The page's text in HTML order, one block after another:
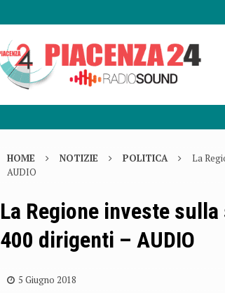
HOME NOTIZIE POLITICA
La
AUDIO
La Regione investe
400 dirigenti – AUDIO
5 Giugno 2018